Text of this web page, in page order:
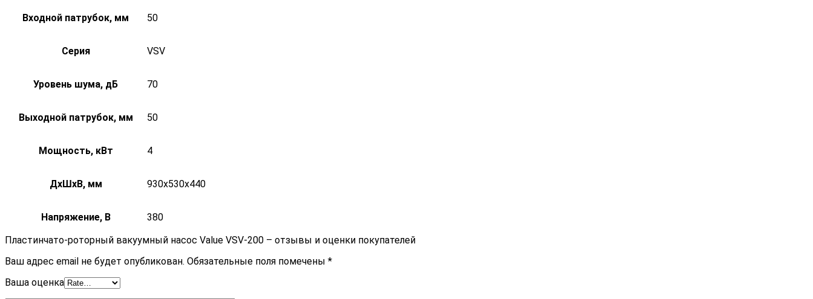
Входной патрубок, мм 50
Серия VSV
Уровень шума, дБ 70
Выходной патрубок, мм 50
Мощность, кВт 4
ДxШxВ, мм 930x530x440
Напряжение, В
380
Пластинчато-роторный вакуумный насос Value VSV-200 – отзывы и оценки покупателей
Ваш адрес email не будет опубликован. Обязательные поля помечены *
Ваша оценка